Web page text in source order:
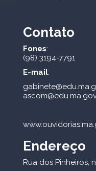
Contato
Fones:
(98) 3194-7791
E-mail:
Endereço
Rua dos Pinheiros,